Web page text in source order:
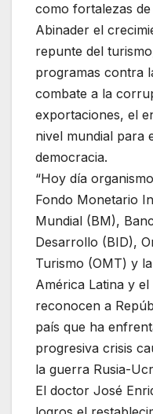
como fortalezas
Abinader el
repunte del
programas contra
combate a la
exportaciones, el
nivel mundial para
democracia.
“Hoy día
Fondo Monetario
Mundial (BM),
Desarrollo (BID),
Turismo (OMT) y
América Latina y el
reconocen a
país que ha
progresiva crisis
la guerra Rusia-
El doctor José